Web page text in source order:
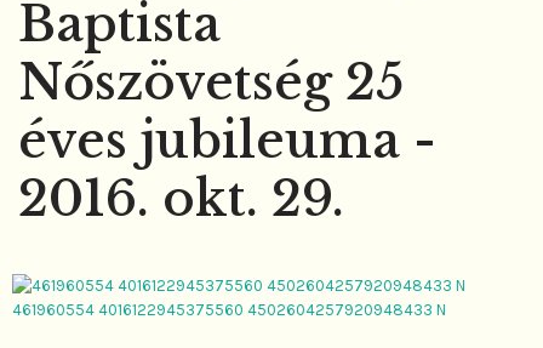
Baptista
Nőszövetség 25
éves jubileuma -
2016. okt. 29.
461960554 4016122945375560 4502604257920948433 N